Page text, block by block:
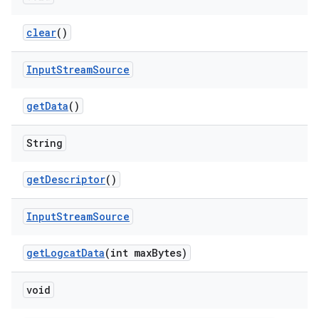
clear()
InputStreamSource
getData()
String
getDescriptor()
InputStreamSource
getLogcatData(int maxBytes)
void